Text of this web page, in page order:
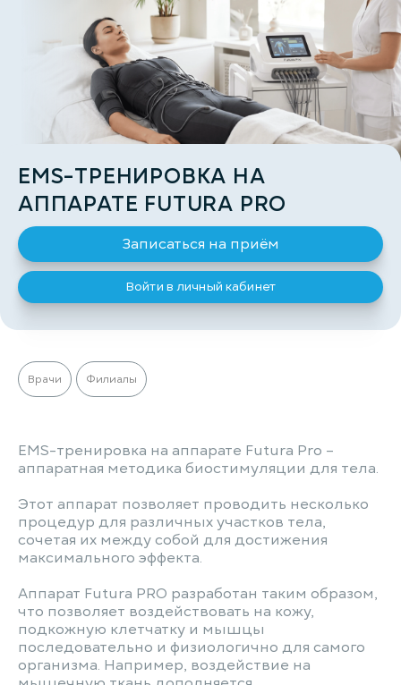
EMS-ТРЕНИРОВКА НА
АППАРАТЕ FUTURA PRO
Записаться на приём
Войти в личный кабинет
Врачи Филиалы
EMS-тренировка на аппарате Futura Pro –
аппаратная методика биостимуляции для тела.
Этот аппарат позволяет проводить несколько
процедур для различных участков тела,
сочетая их между собой для достижения
максимального эффекта.
Аппарат Futura PRO разработан таким образом,
что позволяет воздействовать на кожу,
подкожную клетчатку и мышцы
последовательно и физиологично для самого
организма. Например, воздействие на